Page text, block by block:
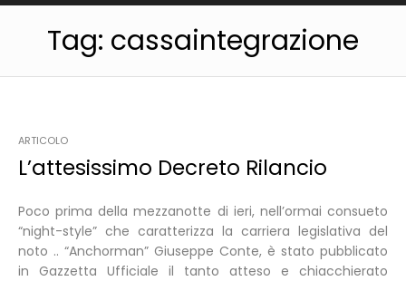
Tag: cassaintegrazione
ARTICOLO
L’attesissimo Decreto Rilancio
Poco prima della mezzanotte di ieri, nell’ormai consueto
“night-style” che caratterizza la carriera legislativa del
noto .. “Anchorman” Giuseppe Conte, è stato pubblicato
in Gazzetta Ufficiale il tanto atteso e chiacchierato